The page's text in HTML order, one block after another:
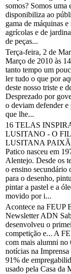
somos? Somos uma
disponibiliza ao
gama de máquinas
agrícolas e de
de peças...
Terça-feira, 2 de
Março de 2010 às
tanto tempo um
ler tudo o que por
deste nosso triste e
Desprezado por
o deviam defender e
que lhe...
16 TELAS
LUSITANO - O
LUSITANA
Patico nasceu em
Alentejo. Desde os
o ensino secundário
para o desenho,
pintar a pastel e a
movido por i...
Acontece na FEUP
Newsletter ADN
desenvolveu o
competição e... A
com mais alumni
notícias na
91% de
usado pela Casa da